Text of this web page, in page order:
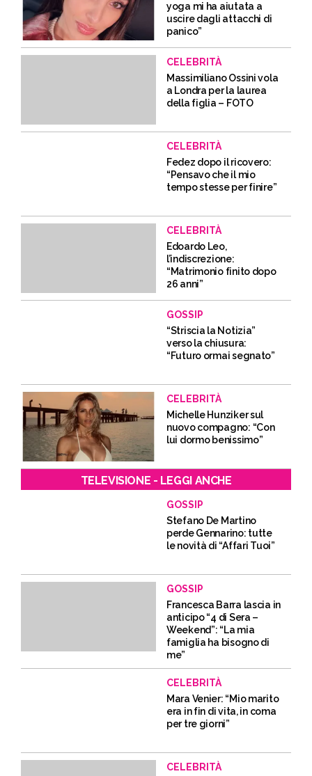
yoga mi ha aiutata a
uscire dagli attacchi di
panico”
CELEBRITÀ
Massimiliano Ossini vola
a Londra per la laurea
della figlia – FOTO
CELEBRITÀ
Fedez dopo il ricovero:
“Pensavo che il mio
tempo stesse per finire”
CELEBRITÀ
Edoardo Leo,
l’indiscrezione:
“Matrimonio finito dopo
26 anni”
GOSSIP
“Striscia la Notizia”
verso la chiusura:
“Futuro ormai segnato”
CELEBRITÀ
Michelle Hunziker sul
nuovo compagno: “Con
lui dormo benissimo”
TELEVISIONE - LEGGI ANCHE
GOSSIP
Stefano De Martino
perde Gennarino: tutte
le novità di “Affari Tuoi”
GOSSIP
Francesca Barra lascia in
anticipo “4 di Sera –
Weekend”: “La mia
famiglia ha bisogno di
me”
CELEBRITÀ
Mara Venier: “Mio marito
era in fin di vita, in coma
per tre giorni”
CELEBRITÀ